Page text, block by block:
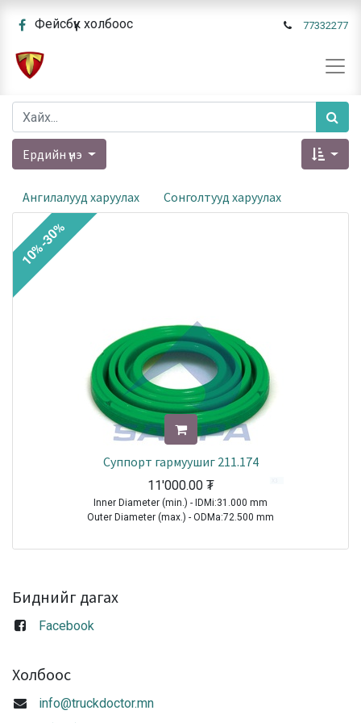
Фейсбүүк холбоос 77332277
Ердийн үнэ
Ангилалууд харуулах Сонголтууд харуулах
Суппорт гармуушиг 211.174
11'000.00₮
Inner Diameter (min.) - IDMi:31.000 mm
Outer Diameter (max.) - ODMa:72.500 mm
10%-30%
Биднийг дагах
Facebook
Холбоос
info@truckdoctor.mn